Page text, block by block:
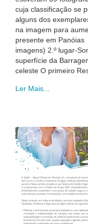
cuja classificação se
alguns dos
na imagem para
presente em
imagens) 2.º lugar-
superfície da
celeste O primeiro
Ler Mais...